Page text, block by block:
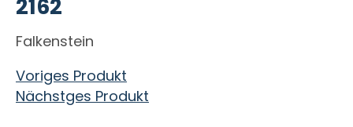
2162
Falkenstein
Beitragsnavigation
Voriges Produkt
Nächstges Produkt